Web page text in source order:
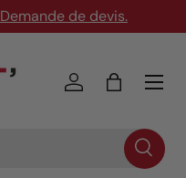
Demande de devis.
Se connecter
Panier
Menu